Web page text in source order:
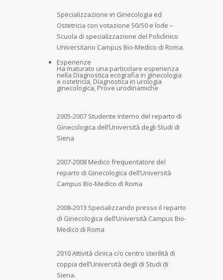
Specializzazione in Ginecologia ed
Ostetricia con votazione 50/50 e lode –
Scuola di specializzazione del Policlinico
Universitario Campus Bio-Medico di Roma.
Esperienze
Ha maturato una particolare esperienza
nella Diagnostica ecografia in ginecologia
e ostetricia, Diagnostica in urologia
ginecologica, Prove urodinamiche
2005-2007 Studente interno del reparto di
Ginecologica dell’Università degli Studi di
Siena
2007-2008 Medico frequentatore del
reparto di Ginecologica dell’Università
Campus Bio-Medico di Roma
2008-2013 Specializzando presso il reparto
di Ginecologica dell’Università Campus Bio-
Medico di Roma
2010 Attività clinica c/o centro sterilità di
coppia dell’Università degli di Studi di
Siena.